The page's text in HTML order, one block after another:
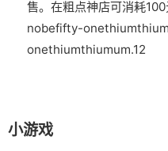
售。 在粗点神店可消耗
nobefifty-
onethiumthiumum.12
小游戏